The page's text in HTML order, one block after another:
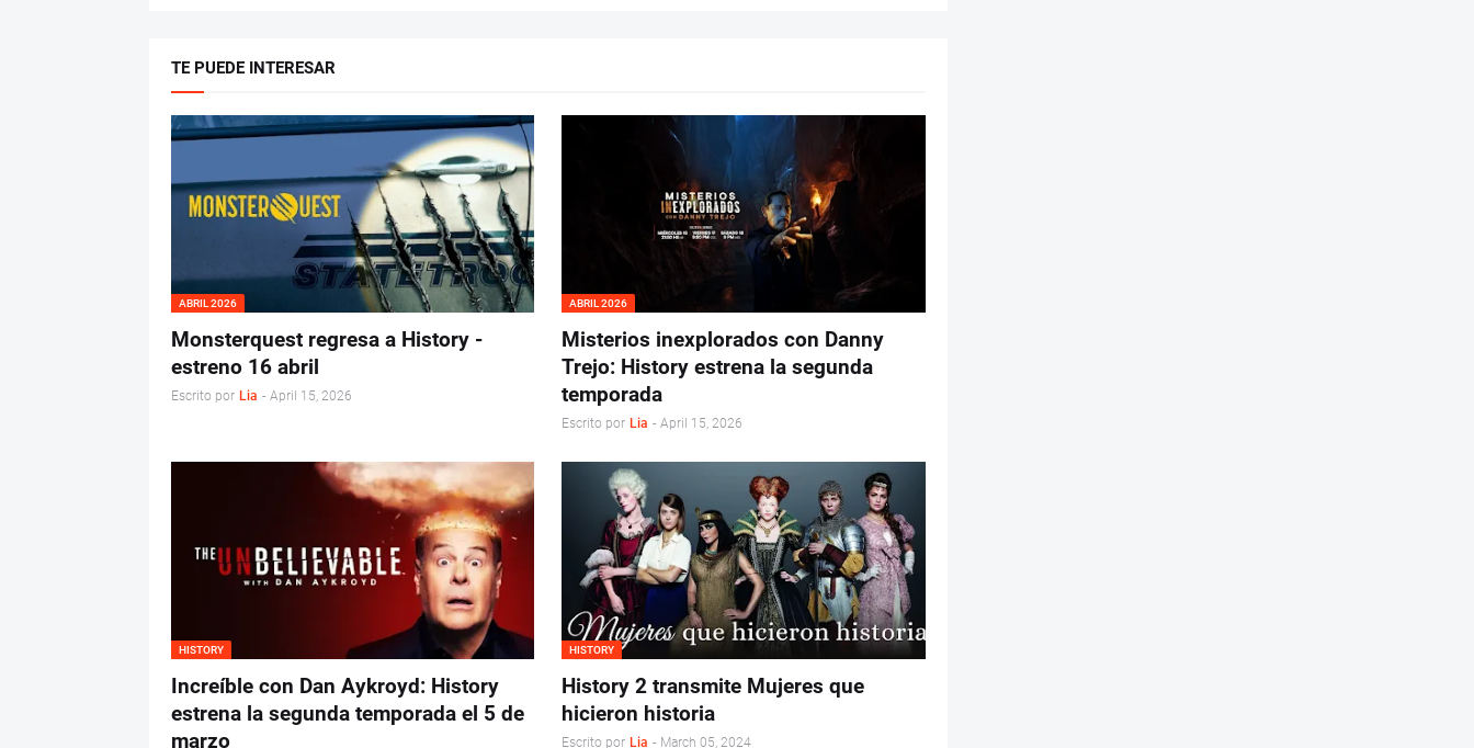
TE PUEDE INTERESAR
ABRIL 2026
Monsterquest regresa a History -
estreno 16 abril
Escrito por Lia - April 15, 2026
ABRIL 2026
Misterios inexplorados con Danny
Trejo: History estrena la segunda
temporada
Escrito por Lia - April 15, 2026
HISTORY
Increíble con Dan Aykroyd: History
estrena la segunda temporada el 5 de
marzo
HISTORY
History 2 transmite Mujeres que
hicieron historia
Escrito por Lia - March 05, 2024